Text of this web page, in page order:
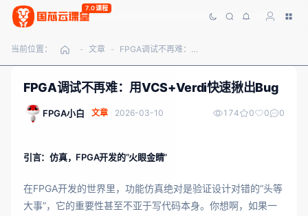
7.0课程
当前位置： - 文章 - FPGA调试不再难：用VCS+Verdi快速揪出Bug
FPGA调试不再难：用VCS+Verdi快速揪出Bug
FPGA小白 文章 2026-03-10 174 0 0 0
引言：仿真，FPGA开发的“火眼金睛”
在FPGA开发的世界里，功能仿真绝对是验证设计对错的“头等
大事”，它的重要性甚至不亚于写代码本身。你想啊，如果一